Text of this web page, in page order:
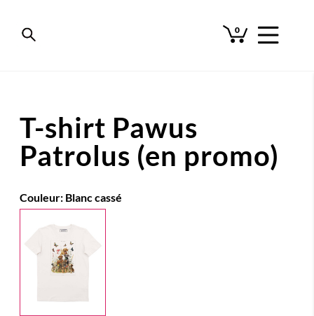
0
T-shirt Pawus
Patrolus (en promo)
Couleur: Blanc cassé